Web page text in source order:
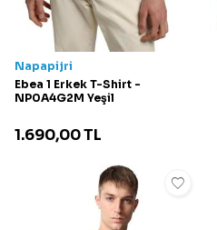
Napapijri
Ebea 1 Erkek T-Shirt -
NP0A4G2M Yeşil
1.690,00TL